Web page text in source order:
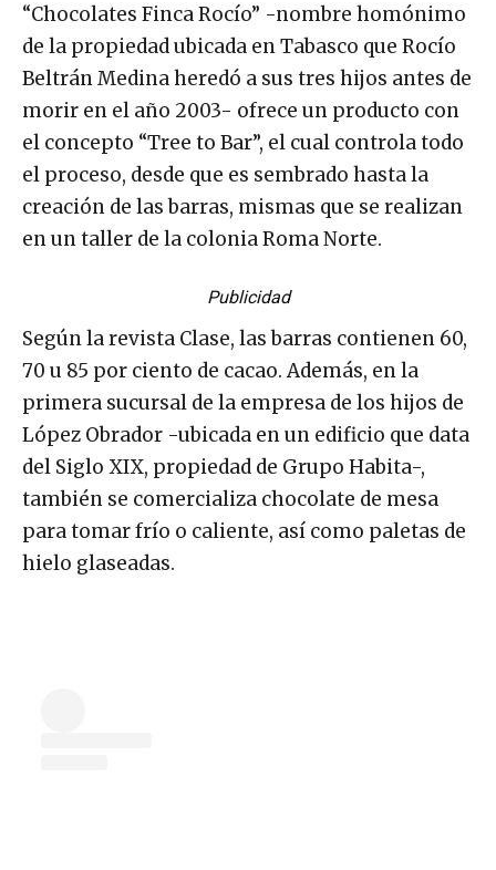
“Chocolates Finca Rocío” -nombre homónimo
de la propiedad ubicada en Tabasco que Rocío
Beltrán Medina heredó a sus tres hijos antes de
morir en el año 2003- ofrece un producto con
el concepto “Tree to Bar”, el cual controla todo
el proceso, desde que es sembrado hasta la
creación de las barras, mismas que se realizan
en un taller de la colonia Roma Norte.
Publicidad
Según la revista Clase, las barras contienen 60,
70 u 85 por ciento de cacao. Además, en la
primera sucursal de la empresa de los hijos de
López Obrador -ubicada en un edificio que data
del Siglo XIX, propiedad de Grupo Habita-,
también se comercializa chocolate de mesa
para tomar frío o caliente, así como paletas de
hielo glaseadas.